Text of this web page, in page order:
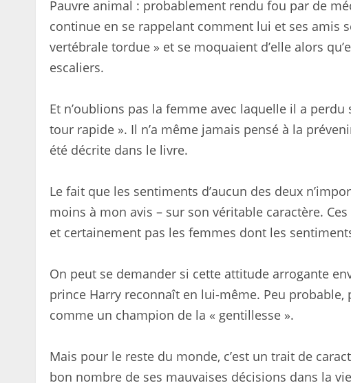
Pauvre animal : probablement rendu fou par de
continue en se rappelant comment lui et ses amis
vertébrale tordue » et se moquaient d’elle alors
escaliers.
Et n’oublions pas la femme avec laquelle il a
tour rapide ». Il n’a même jamais pensé à la
été décrite dans le livre.
Le fait que les sentiments d’aucun des deux
moins à mon avis – sur son véritable caractère.
et certainement pas les femmes dont les
On peut se demander si cette attitude arrogante
prince Harry reconnaît en lui-même. Peu probable,
comme un champion de la « gentillesse ».
Mais pour le reste du monde, c’est un trait de
bon nombre de ses mauvaises décisions dans la